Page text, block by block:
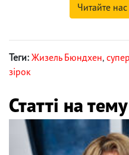
Читайте
Теги: Жизель Бюндхен,
зірок
Статті на тему